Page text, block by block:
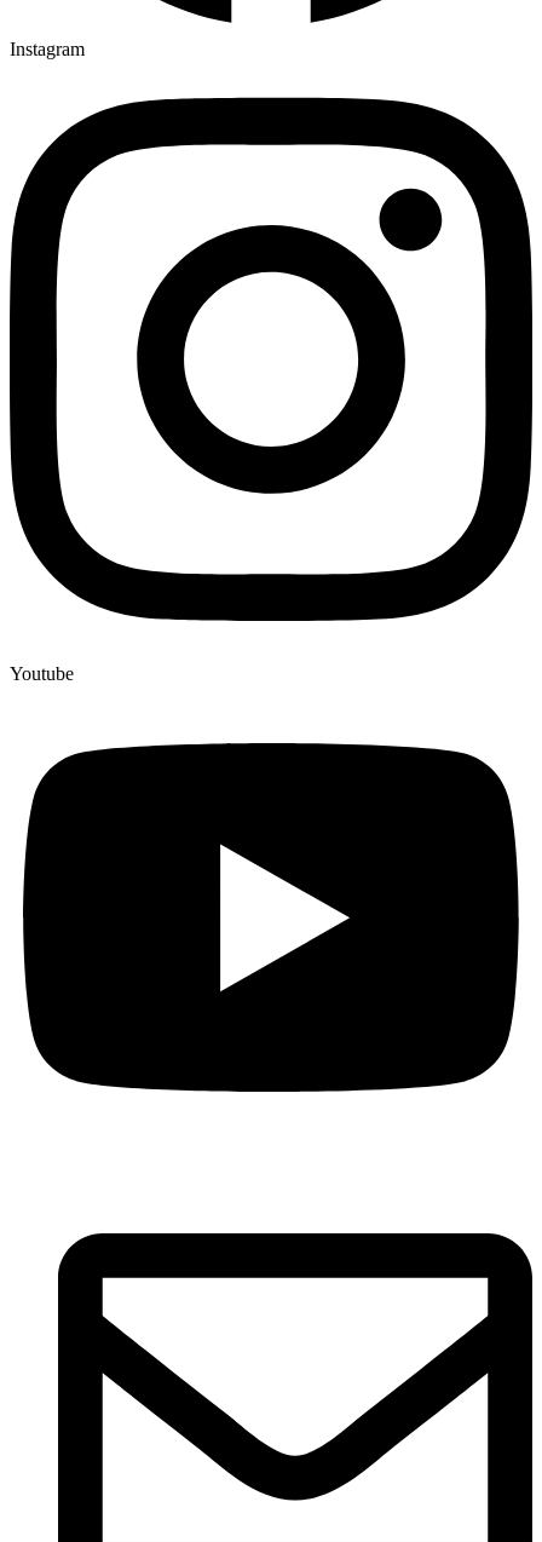
Instagram
Youtube